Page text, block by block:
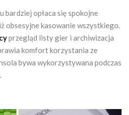
bardziej opłaca się spokojne
obsesyjne kasowanie wszystkiego.
przegląd listy gier i archiwizacja
komfort korzystania ze
bywa wykorzystywana podczas